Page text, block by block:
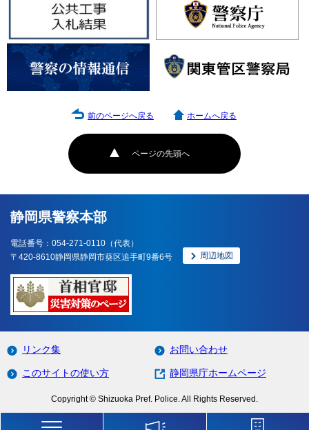
ページの先頭へ
前のページへ戻る ホームへ戻る
静岡県警察本部
電話番号：054-271-0110（代表）
〒420-8610静岡県静岡市葵区追手町9番6号
周辺地図
リンク集 お問い合わせ
このサイトの使い方 静岡県庁ホームページ
Copyright © Shizuoka Pref. Police. All Rights Reserved.